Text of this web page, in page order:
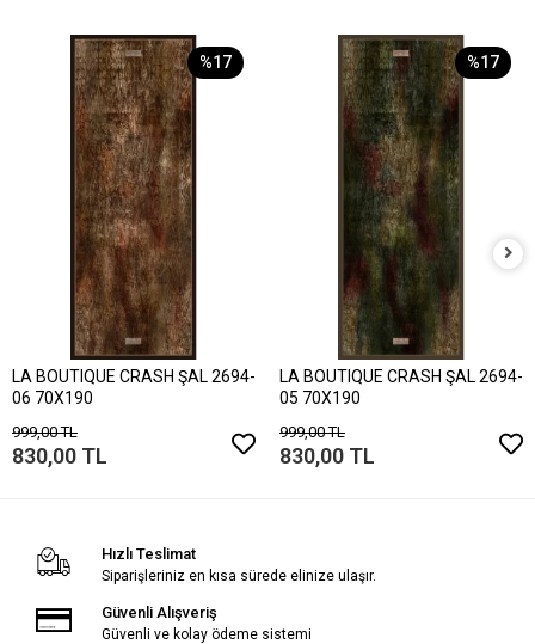
%17
LA BOUTIQUE CRASH ŞAL 2694-
06 70X190
999,00 TL
830,00 TL
%17
LA BOUTIQUE CRASH ŞAL 2694-
05 70X190
999,00 TL
830,00 TL
Hızlı Teslimat
Siparişleriniz en kısa sürede elinize ulaşır.
Güvenli Alışveriş
Güvenli ve kolay ödeme sistemi